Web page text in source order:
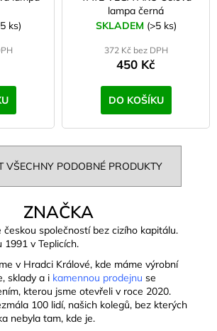
ks)
lampa černá
SKLADEM (>5 ks)
372 Kč bez DPH
450 Kč
DO KOŠÍKU
VŠECHNY PODOBNÉ PRODUKTY
ZNAČKA
českou společností bez cizího kapitálu.
1991 v Teplicích.
v Hradci Králové, kde máme výrobní
sklady a i kamennou prodejnu se
kterou jsme otevřeli v roce 2020.
100 lidí, našich kolegů, bez kterých
nebyla tam, kde je.